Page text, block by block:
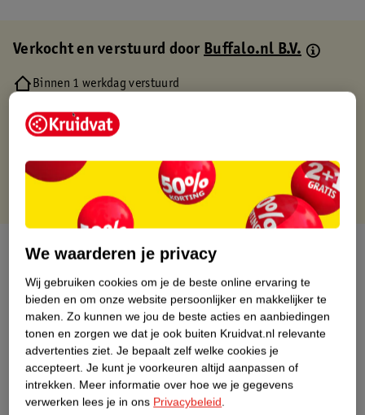
Verkocht en verstuurd doorBuffalo.nl B.V.
Binnen 1 werkdag verstuurd
Gratis retourneren via verkooppartner.
Over dit product
Productinformatie
Etiketinformatie
Nature Impact Score
Dit product heeft (nog) geen Nature
We waarderen je privacy
Wij gebruiken cookies om je de beste online ervaring te
bieden en om onze website persoonlijker en makkelijker te
maken. Zo kunnen we jou de beste acties en aanbiedingen
tonen en zorgen we dat je ook buiten Kruidvat.nl relevante
advertenties ziet. Je bepaalt zelf welke cookies je
accepteert. Je kunt je voorkeuren altijd aanpassen of
intrekken. Meer informatie over hoe we je gegevens
verwerken lees je in ons Privacybeleid.